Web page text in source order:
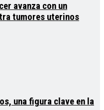
avanza con un
tumores uterinos
una figura clave en la